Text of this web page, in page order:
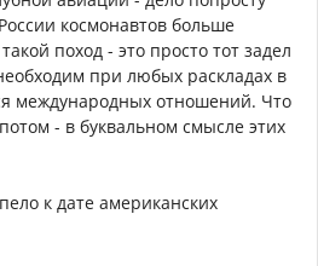
космонавтов больше
поход - это просто тот задел
при любых раскладах в
международных отношений. Что
- в буквальном смысле этих
к дате американских